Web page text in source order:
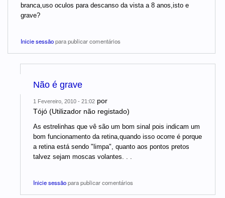
branca,uso oculos para descanso da vista a 8 anos,isto e
grave?
Inicie sessãopara publicar comentários
Não é grave
1 Fevereiro, 2010 - 21:02 por
Tójó (Utilizador não registado)
As estrelinhas que vê são um bom sinal pois indicam um
bom funcionamento da retina,quando isso ocorre é porque
a retina está sendo "limpa", quanto aos pontos pretos
talvez sejam moscas volantes. . .
Inicie sessãopara publicar comentários